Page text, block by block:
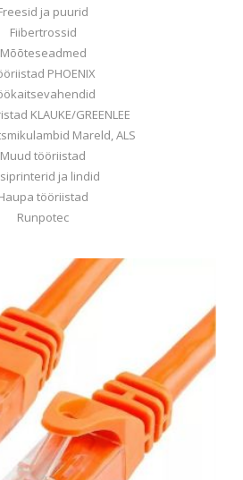
ja puurid
Fiibertrossid
Mõõteseadmed
PHOENIX
KLAUKE/GREENLEE
Mareld, ALS
Muud tööriistad
ja lindid
tööriistad
Runpotec